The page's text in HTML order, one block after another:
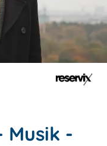
Musik -